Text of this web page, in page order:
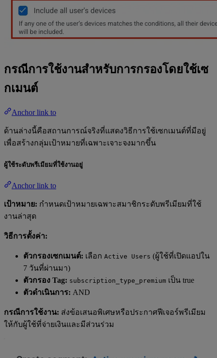
กรณีการใช้งานสำหรับการกรองโดยใช้เซ
กเมนต์
Anchor link to
ด้านล่างนี้คือสถานการณ์จริงที่แสดงวิธีการใช้เซกเมนต์ที่มีอยู่
เพื่อสร้างกลุ่มเป้าหมายที่เฉพาะเจาะจงมากขึ้น
ผู้ใช้ระดับพรีเมียมที่ใช้งานอยู่
Anchor link to
เป้าหมาย: กำหนดเป้าหมายเฉพาะสมาชิกระดับพรีเมียมที่ใช้
งานล่าสุด
วิธีการตั้งค่า:
ตัวกรองเซกเมนต์: เลือก Active Users (ผู้ใช้ที่เปิดแอปใน
7 วันที่ผ่านมา)
ตัวกรอง Tag: subscription_type_premium เป็น true
ตัวดำเนินการ: AND
กรณีการใช้งาน: ส่งข้อเสนอพิเศษหรือประกาศฟีเจอร์พรีเมียม
ให้กับผู้ใช้ที่จ่ายเงินและมีส่วนร่วม